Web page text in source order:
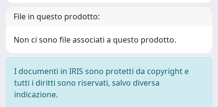
File in questo prodotto:
Non ci sono file associati a questo prodotto.
I documenti in IRIS sono protetti da copyright e
tutti i diritti sono riservati, salvo diversa
indicazione.